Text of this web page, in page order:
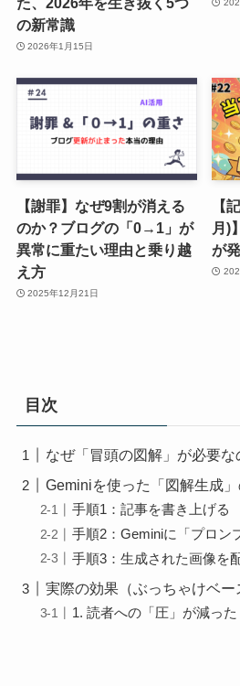
の新常識
2026年1月15日
【謝罪】なぜ9割が消える
のか？ブログの「0→1」が
異常に重たい理由と乗り越
え方
2025年12月21日
【
月)
が
目次
なぜ「冒頭の図解」が必要な
Geminiを使った「図解生成
手順1：記事を書き上げる
手順2：Geminiに「プロン
手順3：生成された画像を
実際の効果（ぶっちゃけベー
1. 読者への「圧」が減った